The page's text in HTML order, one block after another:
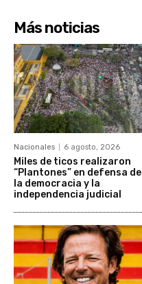
Más noticias
Nacionales 6 agosto, 2026
Miles de ticos realizaron
“Plantones” en defensa de
la democracia y la
independencia judicial